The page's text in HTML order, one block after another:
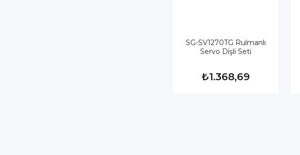
SG-SV1270TG Rulmanlı
Servo Dişli Seti
₺1.368,69